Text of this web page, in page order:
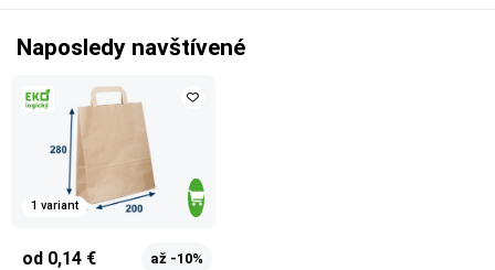
Naposledy navštívené
1 variant
od 0,14 € až -10%